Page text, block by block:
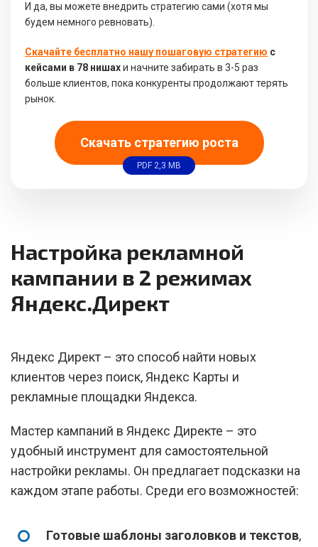
И да, вы можете внедрить стратегию сами (хотя мы
будем немного ревновать).
Скачайте бесплатно нашу пошаговую стратегию с
кейсами в 78 нишахи начните забирать в 3-5 раз
больше клиентов, пока конкуренты продолжают терять
рынок.
Скачать стратегию роста
PDF 2,3 MB
Настройка рекламной
кампании в 2 режимах
Яндекс.Директ
Яндекс Директ – это способ найти новых
клиентов через поиск, Яндекс Карты и
рекламные площадки Яндекса.
Мастер кампаний в Яндекс Директе – это
удобный инструмент для самостоятельной
настройки рекламы. Он предлагает подсказки на
каждом этапе работы. Среди его возможностей:
Готовые шаблоны заголовков и текстов,